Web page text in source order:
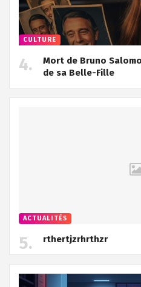
CULTURE
Mort de Bruno
de sa Belle-Fille
ACTUALITÉS
rthertjzrhrthzr